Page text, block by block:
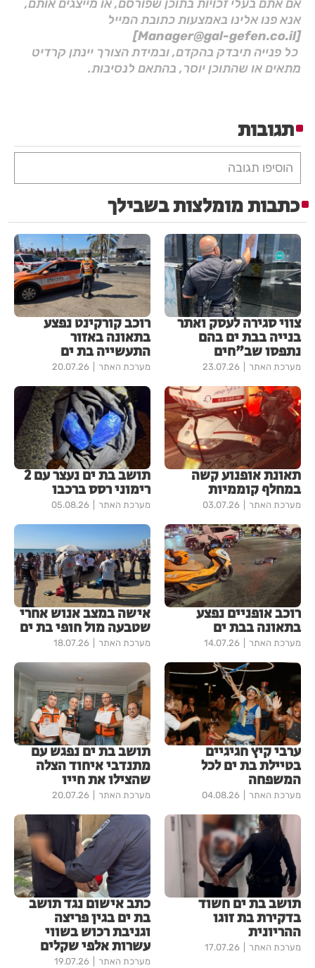
אם אתם בעלי זכויות בתוכן שפורסם, או מייצגים אותם,
אנא פנו אלינו באמצעות כתובת המייל
[Manager@gal-gefen.co.il]
כל פנייה תיבדק בהקדם, ובמידת הצורך יינתן קרדיט
מתאים או שהתוכן יוסר, בהתאם לנסיבות.
תגובות
הוסיפו תגובה
כתבות מומלצות בשבילך
צווי סגירה לעסק ואתר
בנייה בבת ים בהם
נתפסו שב"חים
מערכת האתר 23.07.26
רוכב קורקינט נפצע
בתאונה באזור
התעשייה בת ים
מערכת האתר 20.07.26
תאונת אופנוע קשה
במחלף קוממיות
מערכת האתר 03.07.26
תושב בת ים נעצר עם 2
רימוני רסס ברכבו
מערכת האתר 05.08.26
רוכב אופניים נפצע
בתאונה בבת ים
מערכת האתר 14.07.26
אישה במצב אנוש אחרי
שטבעה מול חופי בת ים
מערכת האתר 18.07.26
ערבי קיץ חגיגיים
בטיילת בת ים לכל
המשפחה
מערכת האתר 04.08.26
תושב בת ים נפגש עם
מתנדבי איחוד הצלה
שהצילו את חייו
מערכת האתר 20.07.26
תושב בת ים חשוד
בדקירת בת זוגו
ההריונית
מערכת האתר 17.07.26
כתב אישום נגד תושב
בת ים בגין פריצה
וגניבת רכוש בשווי
עשרות אלפי שקלים
מערכת האתר 19.07.26